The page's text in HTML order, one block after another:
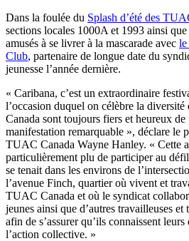
Dans la foulée du Splash d’été des
sections locales 1000A et 1993 ainsi
amusés à se livrer à la mascarade avec le
Club, partenaire de longue date du
jeunesse l’année dernière.
« Caribana, c’est un extraordinaire
l’occasion duquel on célèbre la
Canada sont toujours fiers et heureux de
manifestation remarquable », déclare le
TUAC Canada Wayne Hanley. « Cette
particulièrement plu de participer au
se tenait dans les environs de
l’avenue Finch, quartier où vivent et
TUAC Canada et où le syndicat
jeunes ainsi que d’autres travailleuses
afin de s’assurer qu’ils connaissent
l’action collective. »